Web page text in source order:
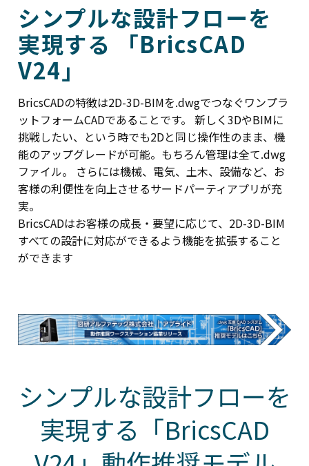
シンプルな設計フローを
実現する 「BricsCAD
V24」
BricsCADの特徴は2D-3D-BIMを.dwgでつなぐワンプラ
ットフォームCADであることです。 新しく3DやBIMに
挑戦したい、という時でも2Dと同じ操作性のまま、機
能のアップグレードが可能。もちろん管理は全て.dwg
ファイル。 さらには機械、電気、土木、設備など、お
客様の利便性を向上させるサードパーティアプリが充
実。
BricsCADはお客様の成長・要望に応じて、2D-3D-BIM
すべての設計に対応ができるよう機能を拡張すること
ができます
シンプルな設計フローを
実現する「BricsCAD